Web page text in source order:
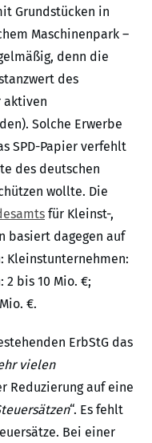
Grundstücken in
Maschinenpark –
denn die
des
aktiven
Solche Erwerbe
SPD-Papier verfehlt
des deutschen
wollte. Die
für Kleinst-,
basiert dagegen auf
Kleinstunternehmen:
2 bis 10 Mio. €;
€.
ErbStG das
vielen
Reduzierung auf eine
“. Es fehlt
Bei einer